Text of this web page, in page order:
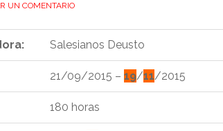
UN COMENTARIO
Salesianos Deusto
21/09/2015 – 19/11/2015
180 horas